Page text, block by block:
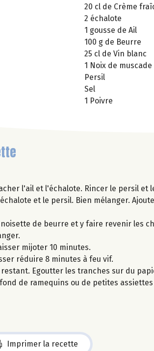
20 cl de Crème
2 échalote
1 gousse de Ail
100 g de Beurre
25 cl de Vin blanc
1 Noix de muscade
Persil
Sel
1 Poivre
l'ail et l'échalote. Rincer le persil et
et le persil. Bien mélanger.
de beurre et y faire revenir les
mijoter 10 minutes.
réduire 8 minutes à feu vif.
Egoutter les tranches sur du
de ramequins ou de petites
Imprimer la recette